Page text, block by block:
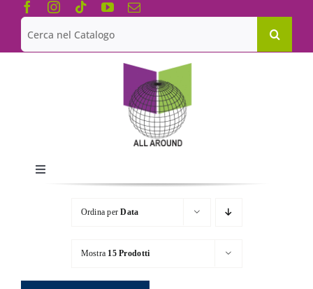
Salta
contenuto
Cerca
per:
Toggle
Navigation
Chi siamo
Le Collane
Ordina perData
Mostra 15 Prodotti